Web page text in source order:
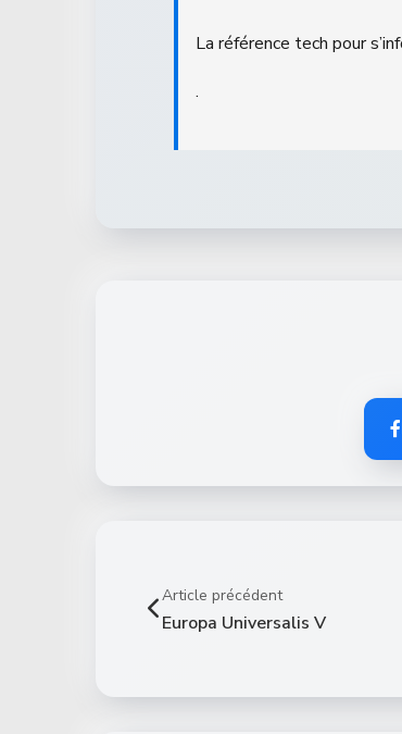
La référence tech pour
.
Article précédent
Europa Universalis V